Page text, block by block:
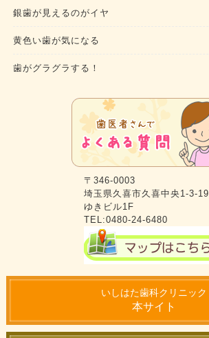
銀歯が見えるのがイヤ
黄色い歯が気になる
歯がグラグラする！
〒346-0003
埼玉県久喜市久喜中央1-3-19
ゆきビル1F
TEL:0480-24-6480
いしはた歯科クリニック
本サイト